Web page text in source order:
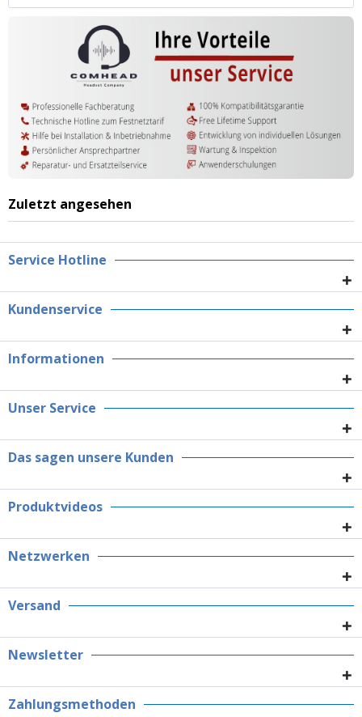
Zuletzt angesehen
Service Hotline
Kundenservice
Informationen
Unser Service
Das sagen unsere Kunden
Produktvideos
Netzwerken
Versand
Newsletter
Zahlungsmethoden